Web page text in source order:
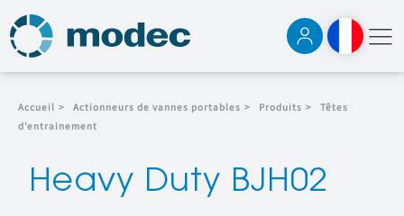
Accueil > Actionneurs de vannes portables > Produits >
Têtes
d’entrainement
Heavy Duty BJH02